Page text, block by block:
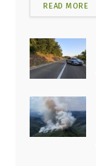
READ MORE